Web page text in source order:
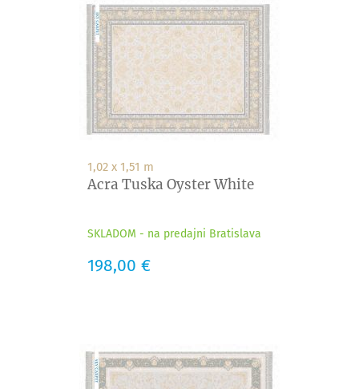
1,02 x 1,51 m
Acra Tuska Oyster White
SKLADOM - na predajni Bratislava
Cena
198,00 €